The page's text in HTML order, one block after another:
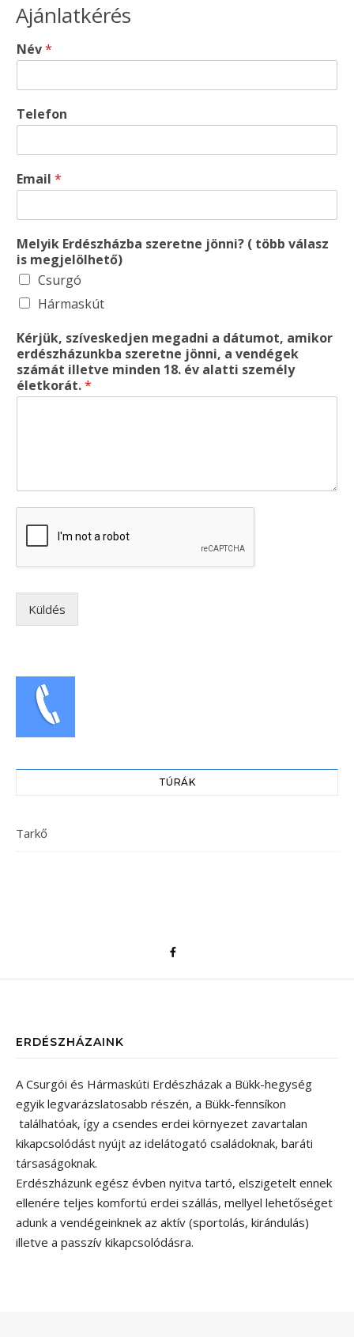
Ajánlatkérés
Név*
Telefon
Email *
Melyik Erdészházba szeretne jönni? ( több válasz
is megjelölhető)
Csurgó
Hármaskút
Kérjük, szíveskedjen megadni a dátumot, amikor
erdészházunkba szeretne jönni, a vendégek
számát illetve minden 18. év alatti személy
életkorát.*
Küldés
TÚRÁK
Tarkő
ERDÉSZHÁZAINK
A Csurgói és Hármaskúti Erdészházak a Bükk-hegység
egyik legvarázslatosabb részén, a Bükk-fennsíkon
találhatóak, így a csendes erdei környezet zavartalan
kikapcsolódást nyújt az idelátogató családoknak, baráti
társaságoknak.
Erdészházunk egész évben nyitva tartó, elszigetelt ennek
ellenére teljes komfortú erdei szállás, mellyel lehetőséget
adunk a vendégeinknek az aktív (sportolás, kirándulás)
illetve a passzív kikapcsolódásra.